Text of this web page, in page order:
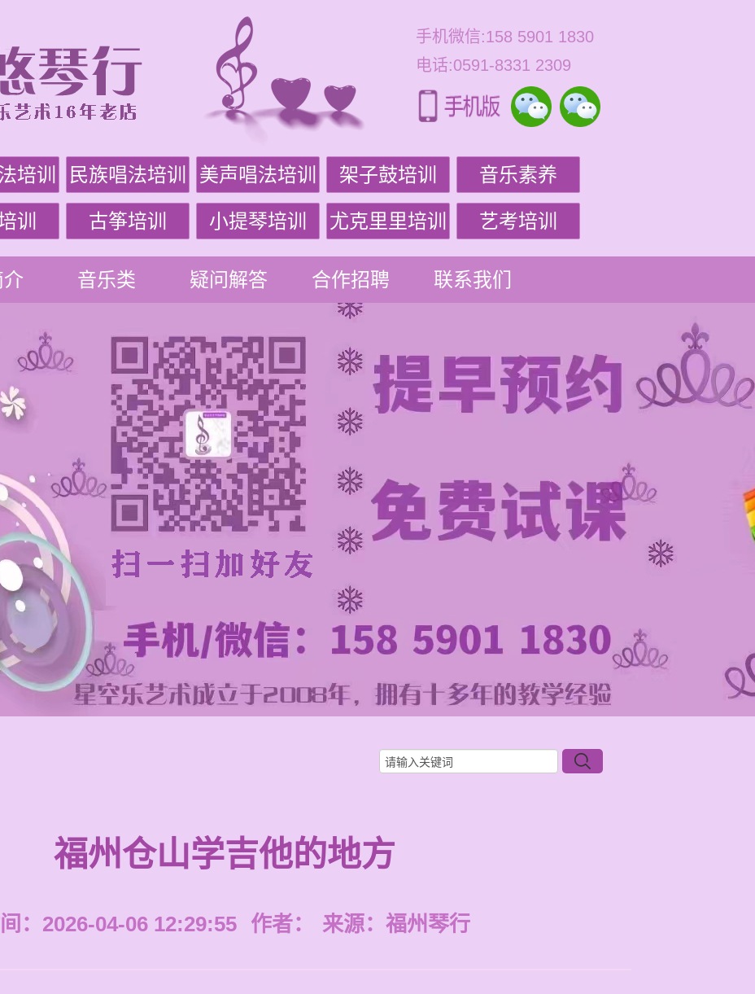
手机微信:158 5901 1830
电话:0591-8331 2309
培训 民族唱法培训 美声唱法培训 架子鼓培训 音乐素养
训 古筝培训 小提琴培训 尤克里里培训 艺考培训
音乐类 疑问解答 合作招聘 联系我们
福州仓山学吉他的地方
：2026-04-06 12:29:55 作者： 来源： 福州琴行